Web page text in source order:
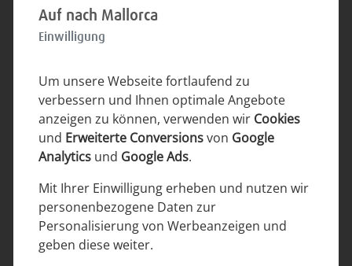
Impressum
Reiseverband
Nachhaltigkeit und Kultur
AVB und Reisebedingungen
Leistungsbeschreibung
Vermittlungsbedingungen
Para dueños
Auf nach Mallorca
Einwilligung
Um unsere Webseite fortlaufend zu
verbessern und Ihnen optimale Angebote
anzeigen zu können, verwenden wir Cookies
und Erweiterte Conversionsvon Google
Analytics und Google Ads.
Mit Ihrer Einwilligung erheben und nutzen wir
personenbezogene Daten zur
Personalisierung von Werbeanzeigen und
geben diese weiter.